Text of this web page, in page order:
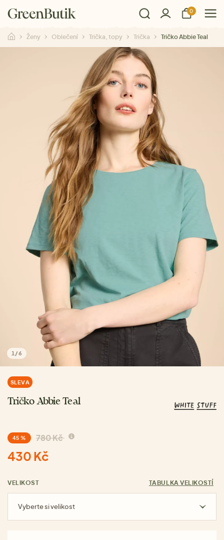
0
Ženy Oblečení Trička, topy Trička Tričko Abbie Teal
1 /6
SLEVA
Tričko Abbie Teal
45 % 780 Kč
430 Kč
VELIKOST TABULKA VELIKOSTÍ
Vyberte si velikost